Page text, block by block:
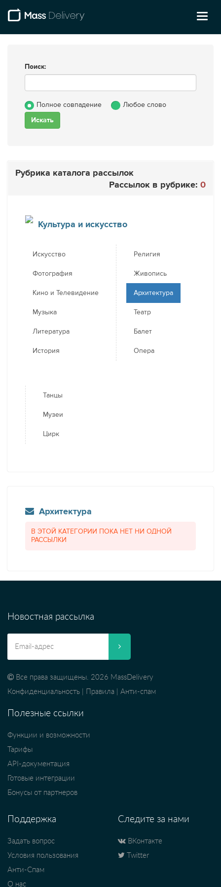
Поиск:
Полное совпадение Любое слово
Рубрика каталога рассылок
Рассылок в рубрике: 0
Культура и искусство
Искусство
Фотография
Кино и Телевидение
Музыка
Литература
История
Религия
Живопись
Архитектура
Театр
Балет
Опера
Танцы
Музеи
Цирк
Архитектура
В ЭТОЙ КАТЕГОРИИ ПОКА НЕТ НИ ОДНОЙ
РАССЫЛКИ
Новостная рассылка
Все права защищены. 2026 MassDelivery
Конфиденциальность
Правила Анти-спам
Полезные ссылки
Функции и возможности
Тарифы
API-документация
Готовые интеграции
Бонусы от партнеров
Поддержка
Задать вопрос
Условия пользования
Анти-Спам
О нас
Следите за нами
ВКонтакте
Twitter